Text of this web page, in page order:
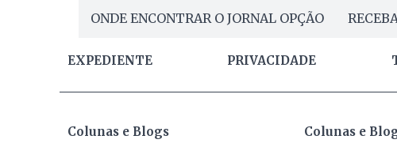
ONDE ENCONTRAR O JORNAL OPÇÃO
EXPEDIENTE PRIVACIDADE
Colunas e Blogs Colunas e